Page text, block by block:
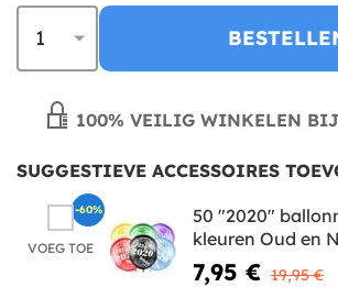
100% VEILIG WINKELEN
SUGGESTIEVE ACCESSOIRES
VOEG TOE
50 "2020"
kleuren Oud en
7,95 € 19,95 €
-60%